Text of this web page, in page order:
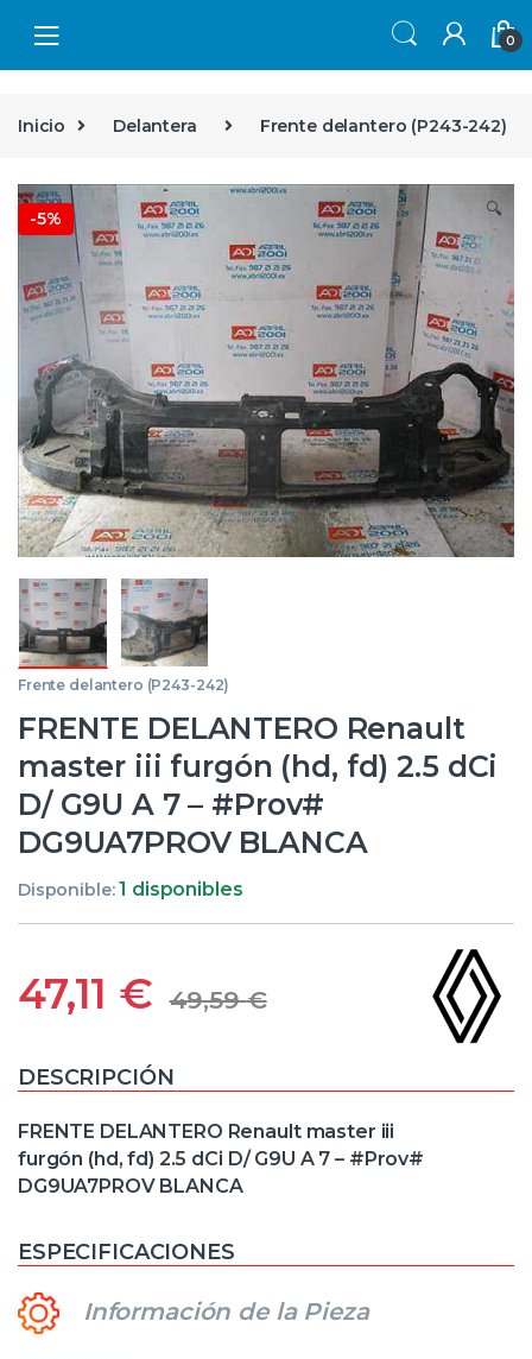
0
Inicio Delantera Frente delantero (P243-242)
-5% 🔍
Frente delantero (P243-242)
FRENTE DELANTERO Renault
master iii furgón (hd, fd) 2.5 dCi
D/ G9U A 7 – #Prov#
DG9UA7PROV BLANCA
Disponible:1 disponibles
47,11 € 49,59€
DESCRIPCIÓN
FRENTE DELANTERO Renault master iii
furgón (hd, fd) 2.5 dCi D/ G9U A 7 – #Prov#
DG9UA7PROV BLANCA
ESPECIFICACIONES
Información de la Pieza